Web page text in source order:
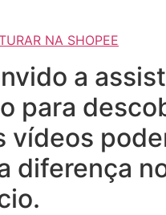
NA SHOPEE
a
para
vídeos
diferença